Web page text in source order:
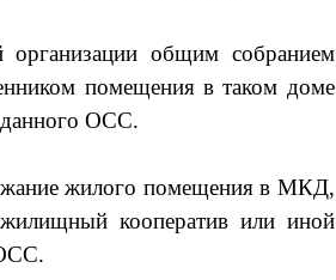
общим собранием
помещения в таком доме
данного ОСС.
жилого помещения в МКД,
кооператив или иной